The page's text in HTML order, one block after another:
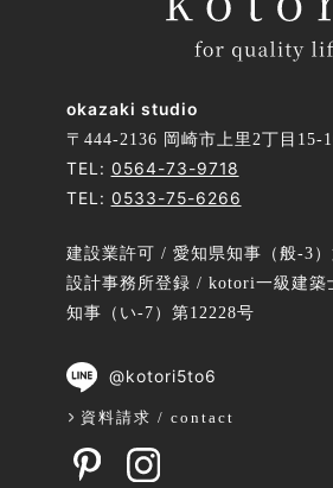
okazaki studio
〒444-2136 岡崎市上里2丁目15-
TEL: 0564-73-9718
TEL: 0533-75-6266
建設業許可 / 愛知県知事（般-3）
設計事務所登録 / kotori一級建築
知事（い-7）第12228号
@kotori5to6
資料請求 / contact